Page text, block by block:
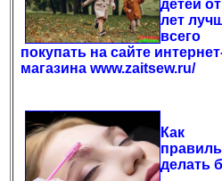
детей
лет
всего
покупать на сайте
магазина www.zaitsew.ru/
Как
делать